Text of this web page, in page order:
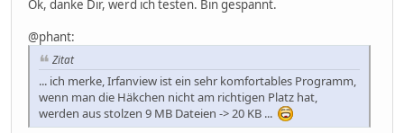
Ok, danke Dir, werd ich testen. Bin gespannt.
@phant:
Zitat
... ich merke, Irfanview ist ein sehr komfortables Programm,
wenn man die Häkchen nicht am richtigen Platz hat,
werden aus stolzen 9 MB Dateien -> 20 KB ...